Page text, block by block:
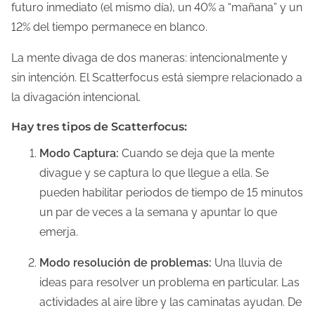
futuro inmediato (el mismo día), un 40% a “mañana” y un
12% del tiempo permanece en blanco.
La mente divaga de dos maneras: intencionalmente y
sin intención. El Scatterfocus está siempre relacionado a
la divagación intencional.
Hay tres tipos de Scatterfocus:
Modo Captura: Cuando se deja que la mente
divague y se captura lo que llegue a ella. Se
pueden habilitar periodos de tiempo de 15 minutos
un par de veces a la semana y apuntar lo que
emerja.
Modo resolución de problemas: Una lluvia de
ideas para resolver un problema en particular. Las
actividades al aire libre y las caminatas ayudan. De